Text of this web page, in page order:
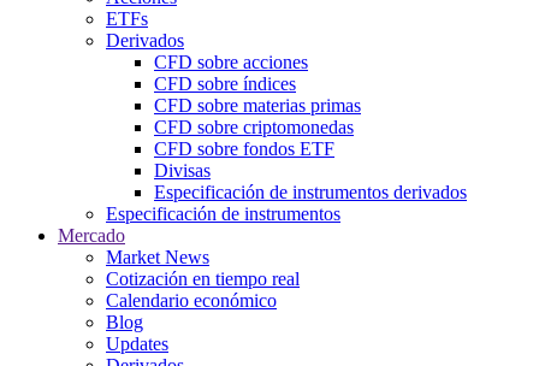
ETFs
Derivados
CFD sobre acciones
CFD sobre índices
CFD sobre materias primas
CFD sobre criptomonedas
CFD sobre fondos ETF
Divisas
Especificación de instrumentos derivados
Especificación de instrumentos
Mercado
Market News
Cotización en tiempo real
Calendario económico
Blog
Updates